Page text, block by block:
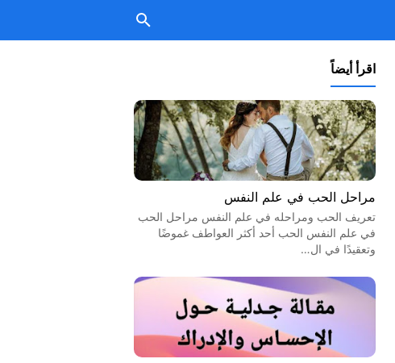
اقرأ أيضاً
مراحل الحب في علم النفس
تعريف الحب ومراحله في علم النفس مراحل الحب
في علم النفس الحب أحد أكثر العواطف غموضًا
وتعقيدًا في ال…